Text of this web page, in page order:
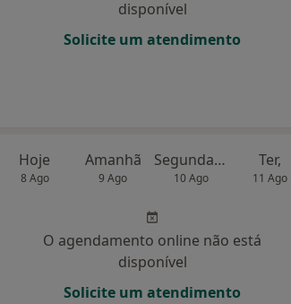
disponível
Solicite um atendimento
Hoje
8 Ago
Amanhã
9 Ago
Segunda-feira
10 Ago
Ter,
11 Ago
O agendamento online não está
disponível
Solicite um atendimento